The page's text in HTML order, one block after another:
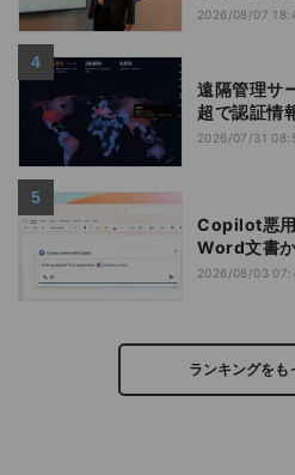
2026/08/07
遠隔管理サ
超で認証情
2026/07/31
Copilot悪用
Word文書
2026/08/03
ランキングをも